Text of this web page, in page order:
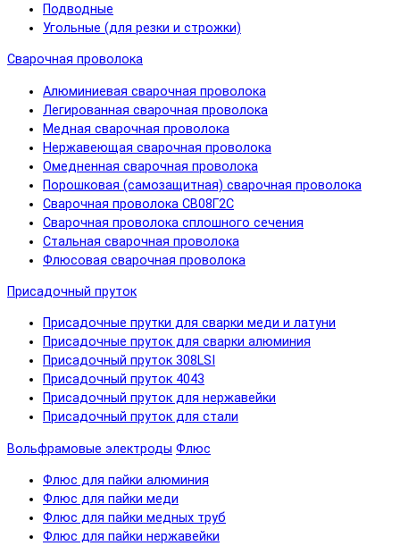
Подводные
Угольные (для резки и строжки)
Сварочная проволока
Алюминиевая сварочная проволока
Легированная сварочная проволока
Медная сварочная проволока
Нержавеющая сварочная проволока
Омедненная сварочная проволока
Порошковая (самозащитная) сварочная проволока
Сварочная проволока СВ08Г2С
Сварочная проволока сплошного сечения
Стальная сварочная проволока
Флюсовая сварочная проволока
Присадочный пруток
Присадочные прутки для сварки меди и латуни
Присадочные пруток для сварки алюминия
Присадочный пруток 308LSI
Присадочный пруток 4043
Присадочный пруток для нержавейки
Присадочный пруток для стали
Вольфрамовые электроды Флюс
Флюс для пайки алюминия
Флюс для пайки меди
Флюс для пайки медных труб
Флюс для пайки нержавейки